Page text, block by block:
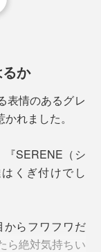
ルが、土台の基
まれているか
いって、もと
います。
、2019年、現
るか
表情のあるグレ
れました。
『SERENE（シ
くぎ付けでし
からフワフワだ
ら絶対気持ちい